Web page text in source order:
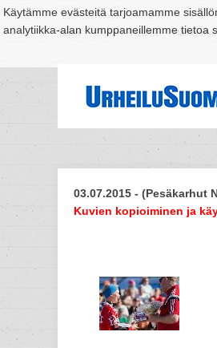
Käytämme evästeitä tarjoamamme
analytiikka-alan kumppaneillemme tietoa
Suomi Espoo Helsinki
03.07.2015 - (Pesäkarhut
Kuvien kopioiminen ja